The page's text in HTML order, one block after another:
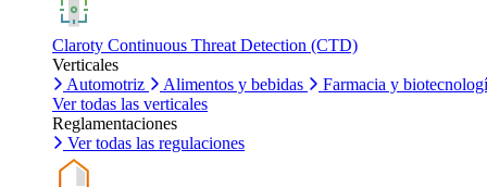
Claroty Continuous Threat Detection (CTD)
Verticales
Automotriz
Alimentos y bebidas
Farmacia y
Ver todas las verticales
Reglamentaciones
Ver todas las regulaciones